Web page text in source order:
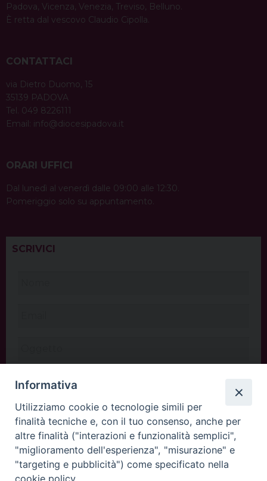
Padova, Vicenza, Venezia, Treviso, Belluno.
È retta dal vescovo Claudio Cipolla.
CONTATTACI
via Dietro Duomo, 15
35139 PADOVA
Tel. 049 8226111
Email: info@diocesipadova.it
ORARI UFFICI
Dal lunedì al venerdì dalle 09:00 alle 12:30.
Pomeriggio solo su appuntamento.
SCRIVICI
Informativa
Utilizziamo cookie o tecnologie simili per
finalità tecniche e, con il tuo consenso, anche per
altre finalità ("interazioni e funzionalità semplici",
"miglioramento dell'esperienza", "misurazione" e
"targeting e pubblicità") come specificato nella